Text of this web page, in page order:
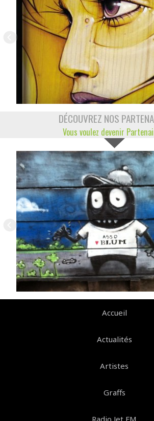
DÉCOUVREZ NOS
Vous voulez devenir
Accueil
Actualités
Artistes
Graffs
Radio Jet FM